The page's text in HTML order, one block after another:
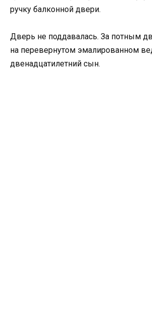
ручку балконной двери.
Дверь не поддавалась. За потным
на перевернутом эмалированном
двенадцатилетний сын.